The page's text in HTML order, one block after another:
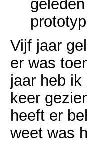
Vijf jaar
er was
jaar heb
keer
heeft er
weet was